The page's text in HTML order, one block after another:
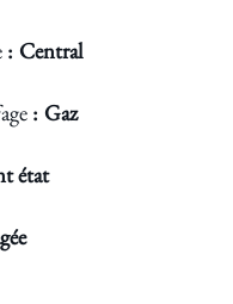
Central
Gaz
état